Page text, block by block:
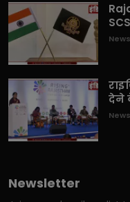
देने
Newsletter